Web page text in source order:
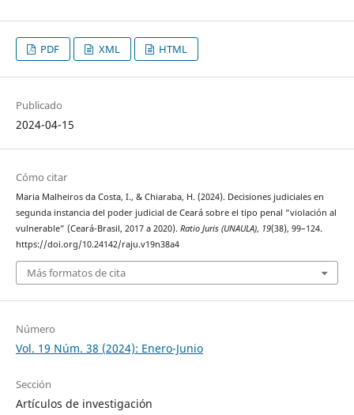
PDF XML HTML
Publicado
2024-04-15
Cómo citar
Maria Malheiros da Costa, I., & Chiaraba, H. (2024). Decisiones judiciales en
segunda instancia del poder judicial de Ceará sobre el tipo penal “violación al
vulnerable” (Ceará-Brasil, 2017 a 2020). Ratio Juris (UNAULA), 19(38), 99–124.
https://doi.org/10.24142/raju.v19n38a4
Más formatos de cita
Número
Vol. 19 Núm. 38 (2024): Enero-Junio
Sección
Artículos de investigación